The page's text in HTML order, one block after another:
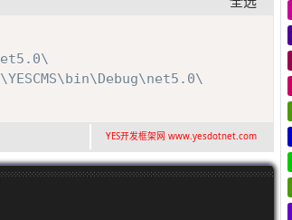
YES开发框架网 www.yesdotnet.com